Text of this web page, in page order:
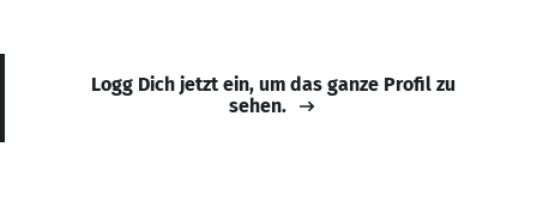
Logg Dich jetzt ein, um das ganze Profil zu
sehen.